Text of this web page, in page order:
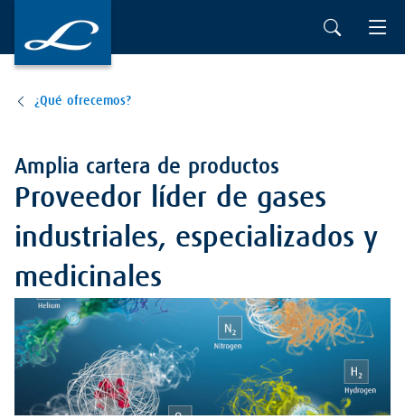
Ir al contenido principal
¿Qué ofrecemos?
Amplia cartera de productos
Proveedor líder de gases
industriales, especializados y
medicinales